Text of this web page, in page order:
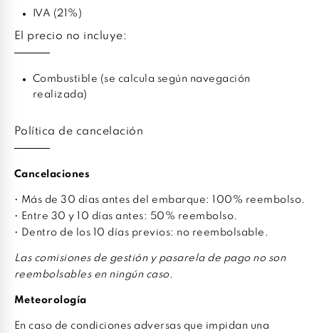
IVA (21%)
El precio no incluye:
Combustible (se calcula según navegación
realizada)
Política de cancelación
Cancelaciones
• Más de 30 días antes del embarque: 100% reembolso.
• Entre 30 y 10 días antes: 50% reembolso.
• Dentro de los 10 días previos: no reembolsable.
Las comisiones de gestión y pasarela de pago no son
reembolsables en ningún caso.
Meteorología
En caso de condiciones adversas que impidan una